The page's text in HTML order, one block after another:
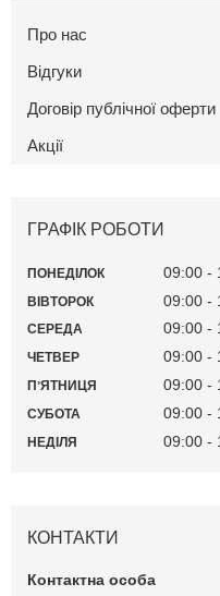
Про нас
Відгуки
Договір публічної оферти
Акції
ГРАФІК РОБОТИ
ПОНЕДІЛОК 09:00
ВІВТОРОК 09:00
СЕРЕДА 09:00
ЧЕТВЕР 09:00
ПʼЯТНИЦЯ 09:00
СУБОТА 09:00
НЕДІЛЯ 09:00
КОНТАКТИ